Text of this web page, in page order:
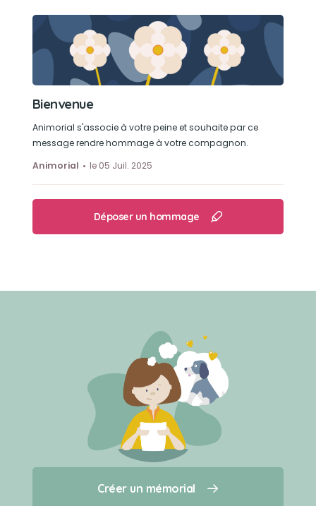
Créer un mémorial
Qui sommes-nous ?
Bienvenue
Animorial s'associe à votre peine et souhaite par ce
message rendre hommage à votre compagnon.
Animorial
le 05 Juil. 2025
Déposer un hommage
Créer un mémorial